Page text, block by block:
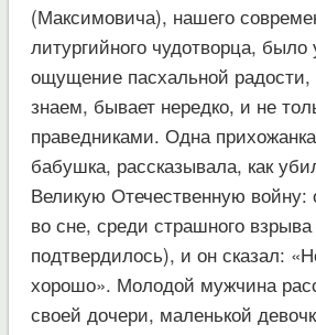
(Максимовича), нашего
литургийного чудотворца, было
ощущение пасхальной
знаем, бывает нередко, и не
праведниками. Одна
бабушка, рассказывала, как
Великую Отечественную войну:
во сне, среди страшного
подтвердилось), и он сказал:
хорошо». Молодой мужчина
своей дочери, маленькой